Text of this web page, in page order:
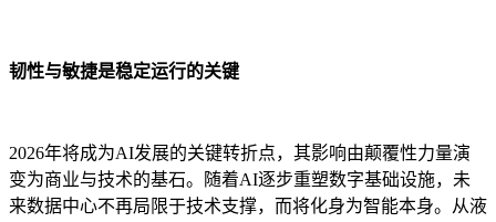
韧性与敏捷是稳定运行的关键
2026年将成为AI发展的关键转折点，其影响由颠覆性力量演
变为商业与技术的基石。随着AI逐步重塑数字基础设施，未
来数据中心不再局限于技术支撑，而将化身为智能本身。从液